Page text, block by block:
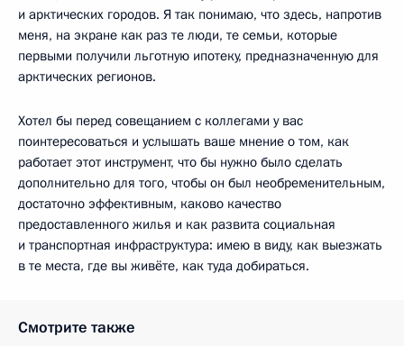
и арктических городов. Я так понимаю, что здесь, напротив
меня, на экране как раз те люди, те семьи, которые
первыми получили льготную ипотеку, предназначенную для
арктических регионов.
Хотел бы перед совещанием с коллегами у вас
поинтересоваться и услышать ваше мнение о том, как
работает этот инструмент, что бы нужно было сделать
дополнительно для того, чтобы он был необременительным,
достаточно эффективным, каково качество
предоставленного жилья и как развита социальная
и транспортная инфраструктура: имею в виду, как выезжать
в те места, где вы живёте, как туда добираться.
Смотрите также